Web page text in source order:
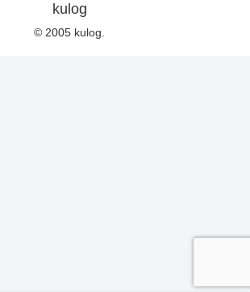
kulog
© 2005 kulog.